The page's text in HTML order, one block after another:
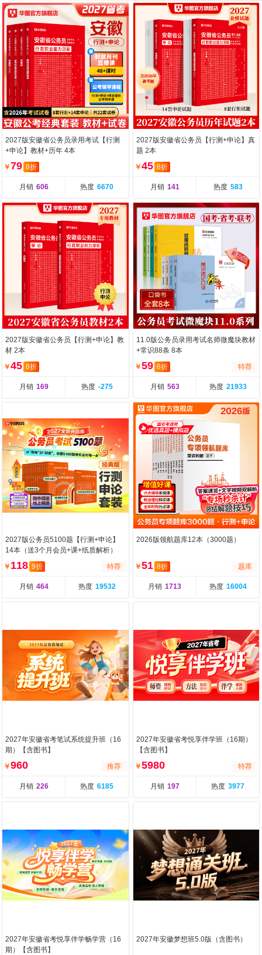
2027版安徽省公务员录用考试【行测
+申论】教材+历年 4本
￥79 8折
月销 606 热度 6670
2027版安徽省公务员【行测+申论】真
题 2本
￥45 8折
月销 141 热度 583
2027版安徽省公务员【行测+申论】教
材 2本
￥45 8折
月销 169 热度 -275
11.0版公务员录用考试名师微魔块教材
+常识88条 8本
￥59 8折 特荐
月销 563 热度 21933
2027版公务员5100题【行测+申论】
14本（送3个月会员+课+纸质解析）
￥ 118 9折 特荐
月销 464 热度 19532
2026版领航题库12本（3000题）
￥51 8折 题库
月销 1713 热度 16004
2027年安徽省考笔试系统提升班（16
期）【含图书】
￥960 推荐
月销 226 热度 6185
2027年安徽省考悦享伴学班（16期）
【含图书】
￥5980 特荐
月销 197 热度 3977
2027年安徽省考悦享伴学畅学营（16
期）【含图书】
2027年安徽梦想班5.0版（含图书）